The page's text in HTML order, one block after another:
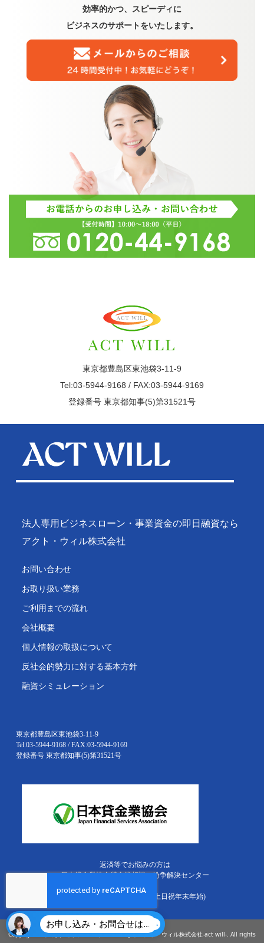
効率的かつ、スピーディに
ビジネスのサポートをいたします。
東京都豊島区東池袋3-11-9
Tel:03-5944-9168 / FAX:03-5944-9169
登録番号 東京都知事(5)第31521号
法人専用ビジネスローン・事業資金の即日融資なら
アクト・ウィル株式会社
お問い合わせ
お取り扱い業務
ご利用までの流れ
会社概要
個人情報の取扱について
反社会的勢力に対する基本方針
融資シミュレーション
東京都豊島区東池袋3-11-9
Tel:03-5944-9168 / FAX:03-5944-9169
登録番号 東京都知事(5)第31521号
返済等でお悩みの方は
日本貸金業協会貸金業相談・紛争解決センター
0570-051-051
(受付時間 9：00～17:00 休：土日祝年末年始)
Copyright © 事業資金借入・ビジネスローンならアクト・ウィル株式会社-act will-. All rights
お申し込み・お問合せはこちら